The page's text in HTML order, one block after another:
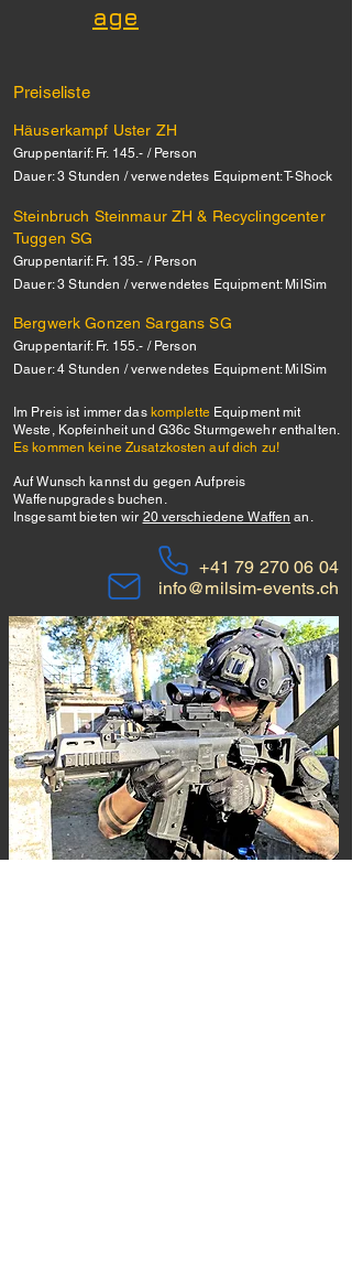
age
Preiseliste
Häuserkampf Uster ZH
Gruppentarif: Fr. 145.- / Person
Dauer: 3 Stunden / verwendetes Equipment: T-Shock
Steinbruch Steinmaur ZH & Recyclingcenter
Tuggen SG
Gruppentarif: Fr. 135.- / Person
Dauer: 3 Stunden / verwendetes Equipment: MilSim
Bergwerk Gonzen Sargans SG
Gruppentarif: Fr. 155.- / Person
Dauer: 4 Stunden / verwendetes Equipment: MilSim
Im Preis ist immer das komplette Equipment mit
Weste, Kopfeinheit und G36c Sturmgewehr enthalten.
Es kommen keine Zusatzkosten auf dich zu!
Auf Wunsch kannst du gegen Aufpreis
Waffenupgrades buchen.
Insgesamt bieten wir 20 verschiedene Waffen an.
+41 79 270 06 04
info@milsim-events.ch